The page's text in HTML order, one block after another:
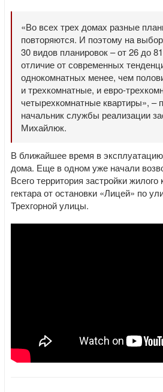
«Во всех трех домах разные
повторяются. И поэтому на
30 видов планировок – от 26 до
отличие от современных
однокомнатных менее, чем
и трехкомнатные, и евро-
четырехкомнатные квартиры», –
начальник службы реализации
Михайлюк.
В ближайшее время в
дома. Еще в одном уже начали
Всего территория застройки
гектара от остановки «Лицей» по
Трехгорной улицы.